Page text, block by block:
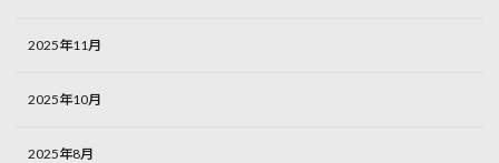
2025年11月
2025年10月
2025年8月